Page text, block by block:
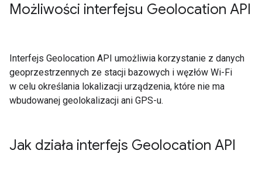
Możliwości interfejsu Geolocation API
Interfejs Geolocation API umożliwia korzystanie z danych
geoprzestrzennych ze stacji bazowych i węzłów Wi-Fi
w celu określania lokalizacji urządzenia, które nie ma
wbudowanej geolokalizacji ani GPS-u.
Jak działa interfejs Geolocation API